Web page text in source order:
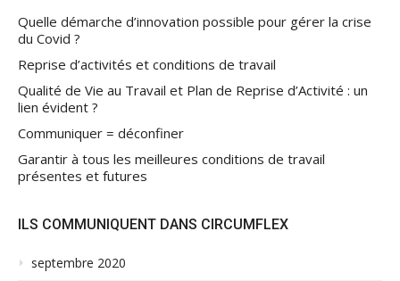
Quelle démarche d’innovation possible pour gérer la crise
du Covid ?
Reprise d’activités et conditions de travail
Qualité de Vie au Travail et Plan de Reprise d’Activité : un
lien évident ?
Communiquer = déconfiner
Garantir à tous les meilleures conditions de travail
présentes et futures
ILS COMMUNIQUENT DANS CIRCUMFLEX
septembre 2020